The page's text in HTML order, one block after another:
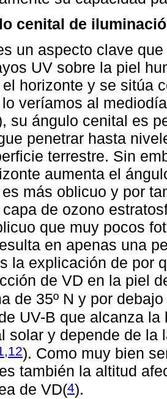
cenital de
un aspecto clave
UV sobre la piel
horizonte y se sitúa
veríamos al
su ángulo cenital es
penetrar hasta
terrestre. Sin
aumenta el
más oblicuo y por
capa de ozono
que muy pocos
en apenas una
la explicación de por
de VD en la piel
de 35º N y por debajo
UV-B que alcanza
solar y depende de la
). Como muy bien
también la altitud
de VD(4).